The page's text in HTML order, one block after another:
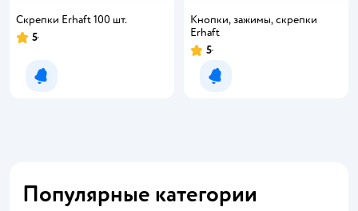
Скрепки Erhaft 100 шт.
5
Уведомить о появлении
Кнопки, зажимы, скрепки
Erhaft
5
Уведомить о появлении
Популярные категории